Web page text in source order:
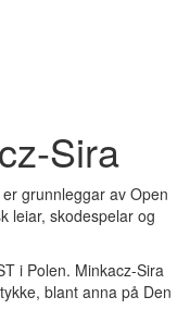
Sira
grunnleggar av Open
leiar, skodespelar og
i Polen. Minkacz-Sira
blant anna på Den